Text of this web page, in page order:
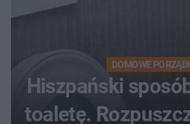
DOMOWE
Hiszpański
toaletę.